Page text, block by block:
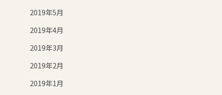
2019年5月
2019年4月
2019年3月
2019年2月
2019年1月